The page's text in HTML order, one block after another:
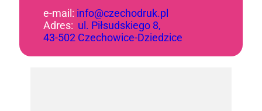
e-mail: info@czechodruk.pl
Adres: ul. Piłsudskiego 8,
43-502 Czechowice-Dziedzice